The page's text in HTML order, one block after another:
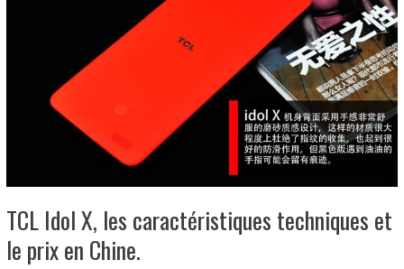
TCL Idol X, les caractéristiques techniques et
le prix en Chine.